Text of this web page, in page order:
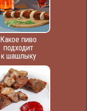
Какое пиво
подходит
к шашлыку